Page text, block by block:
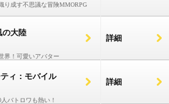
り成す不思議な冒険MMORPG
の大陸
界！可愛いアバター
詳細
ィ：モバイル
バトロワも熱い！
詳細